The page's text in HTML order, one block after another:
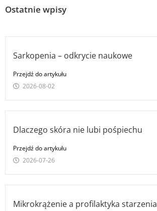
Ostatnie wpisy
Sarkopenia – odkrycie naukowe
Przejdź do artykułu
2026-08-02
Dlaczego skóra nie lubi pośpiechu
Przejdź do artykułu
2026-07-26
Mikrokrążenie a profilaktyka starzenia